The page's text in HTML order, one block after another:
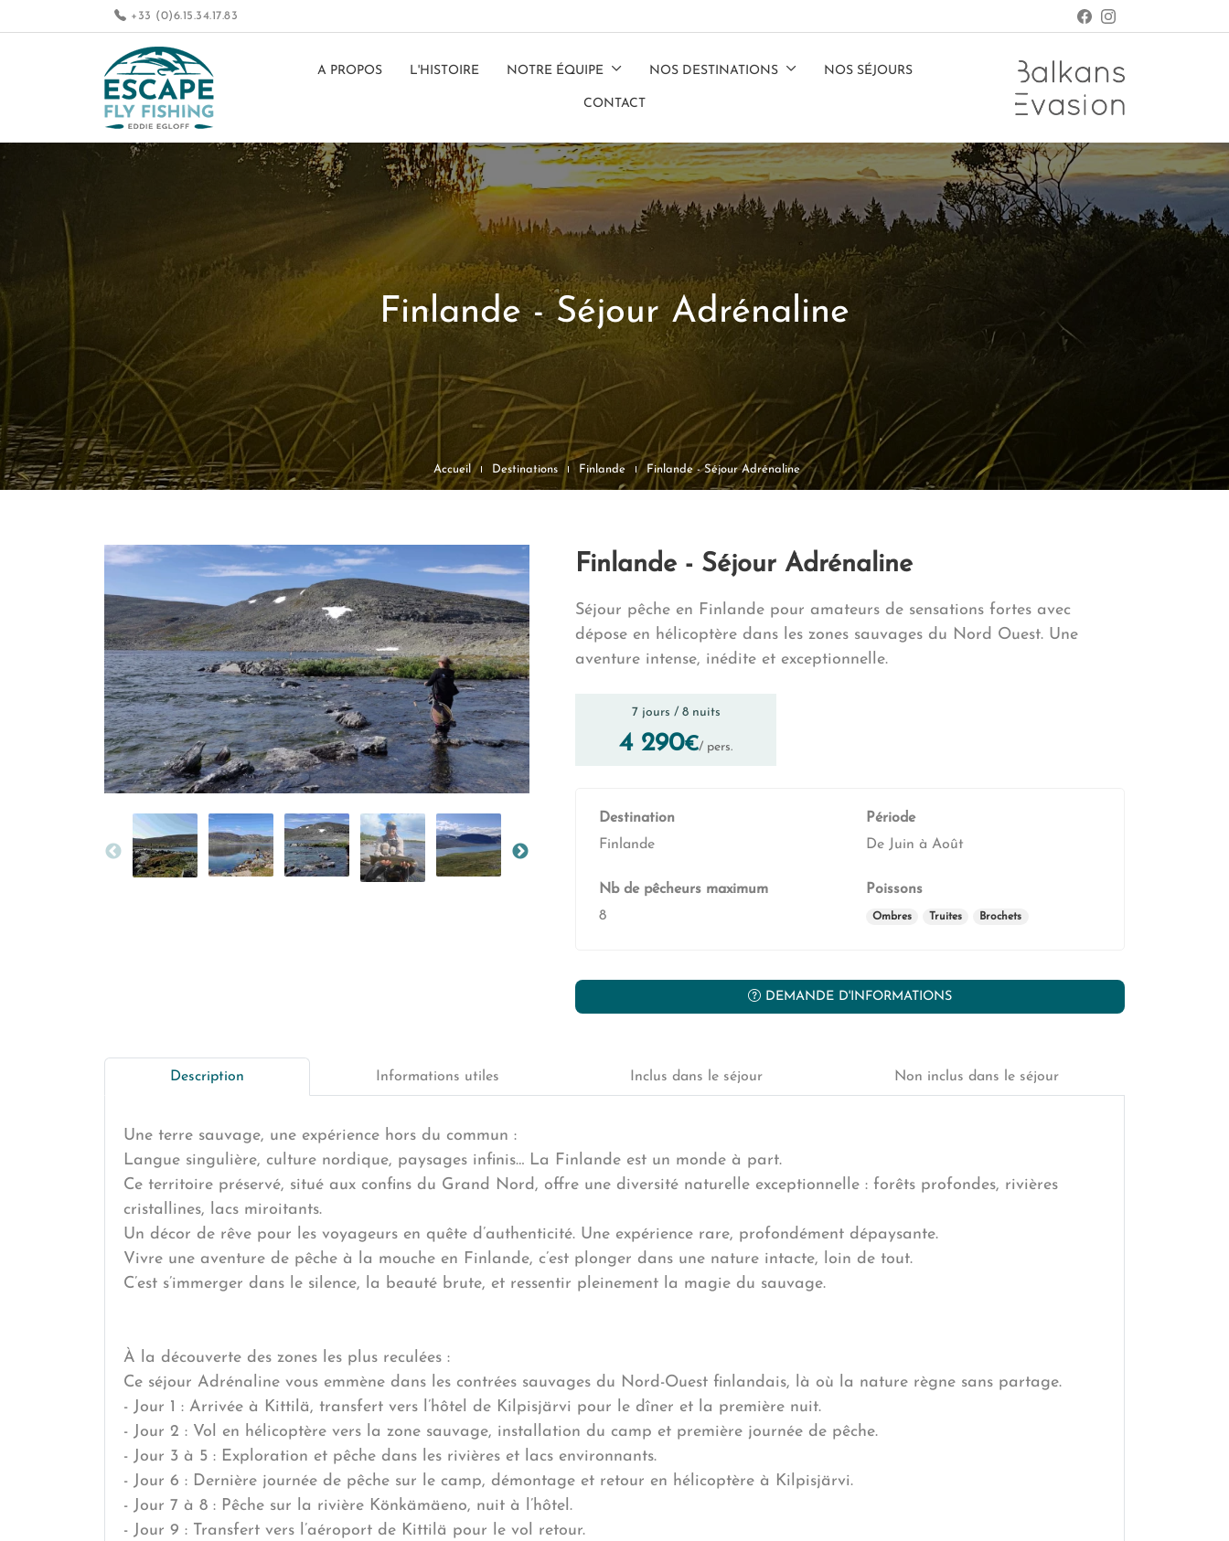
+33 (0)6.15.34.17.83
A PROPOS L'HISTOIRE NOTRE ÉQUIPE NOS DESTINATIONS NOS SÉJOURS
CONTACT
Finlande - Séjour Adrénaline
Accueil Destinations Finlande Finlande - Séjour Adrénaline
Finlande - Séjour Adrénaline
Séjour pêche en Finlande pour amateurs de sensations fortes avec
dépose en hélicoptère dans les zones sauvages du Nord Ouest. Une
aventure intense, inédite et exceptionnelle.
7 jours / 8 nuits
4 290€/ pers.
Destination
Finlande
Période
De Juin à Août
Nb de pêcheurs maximum
8
Poissons
Ombres Truites Brochets
DEMANDE D'INFORMATIONS
Description Informations utiles Inclus dans le séjour Non inclus dans le séjour
Une terre sauvage, une expérience hors du commun :
Langue singulière, culture nordique, paysages infinis… La Finlande est un monde à part.
Ce territoire préservé, situé aux confins du Grand Nord, offre une diversité naturelle exceptionnelle : forêts profondes, rivières
cristallines, lacs miroitants.
Un décor de rêve pour les voyageurs en quête d’authenticité. Une expérience rare, profondément dépaysante.
Vivre une aventure de pêche à la mouche en Finlande, c’est plonger dans une nature intacte, loin de tout.
C’est s’immerger dans le silence, la beauté brute, et ressentir pleinement la magie du sauvage.
À la découverte des zones les plus reculées :
Ce séjour Adrénaline vous emmène dans les contrées sauvages du Nord-Ouest finlandais, là où la nature règne sans partage.
- Jour 1 : Arrivée à Kittilä, transfert vers l’hôtel de Kilpisjärvi pour le dîner et la première nuit.
- Jour 2 : Vol en hélicoptère vers la zone sauvage, installation du camp et première journée de pêche.
- Jour 3 à 5 : Exploration et pêche dans les rivières et lacs environnants.
- Jour 6 : Dernière journée de pêche sur le camp, démontage et retour en hélicoptère à Kilpisjärvi.
- Jour 7 à 8 : Pêche sur la rivière Könkämäeno, nuit à l’hôtel.
- Jour 9 : Transfert vers l’aéroport de Kittilä pour le vol retour.